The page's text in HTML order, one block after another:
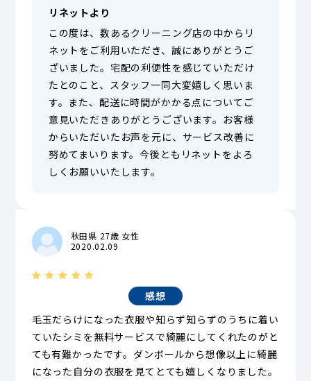
リネットより
この度は、数あるクリーニング店の中からリ
ネットをご利用いただき、誠にありがとうご
ざいました。宅配の利便性を感じていただけ
たとのこと、スタッフ一同大変嬉しく思いま
す。また、配送に時間がかかる点についてご
意見いただきありがとうございます。お客様
からいただいたお声を元に、サービス改善に
努めてまいります。今後ともリネットをよろ
しくお願いいたします。
秋田県 27歳 女性
2020.02.09
感想
毛玉だらけになった衣服や知らず知らずのうちに着い
ていたシミを無料サービスで綺麗にしてくれたのがと
ても有難かったです。ダンボールから想像以上に綺麗
になった自分の衣服を見てとても嬉しくなりました。